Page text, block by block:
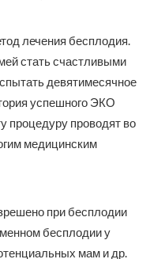
лечения бесплодия.
стать счастливыми
девятимесячное
успешного ЭКО
процедуру проводят во
медицинским
при бесплодии
бесплодии у
мам и др.